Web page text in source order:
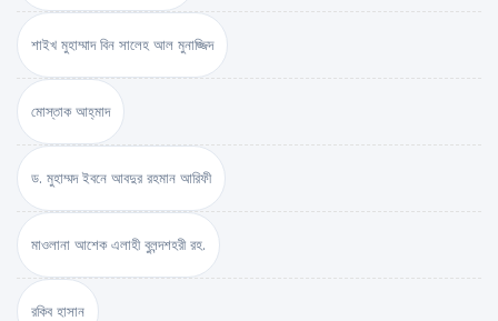
শাইখ মুহাম্মাদ বিন সালেহ আল মুনাজ্জিদ
মোস্তাক আহ্‌মাদ
ড. মুহাম্মদ ইবনে আবদুর রহমান আরিফী
মাওলানা আশেক এলাহী বুলন্দশহরী রহ.
রকিব হাসান